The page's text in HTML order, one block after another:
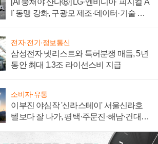
[AI 뭉쳐야 산다⑧] LG·엔비디아 '피지컬 A
I' 동맹 강화, 구광모 제조·데이터·기술 결
전자·전기·정보통신
삼성전자 넷리스트와 특허분쟁 매듭, 5년
동안 최대 1.3조 라이선스비 지급
소비자·유통
이부진 야심작 '신라스테이' 서울신라호
텔보다 잘 나가, 평택·주문진·해남·건대로